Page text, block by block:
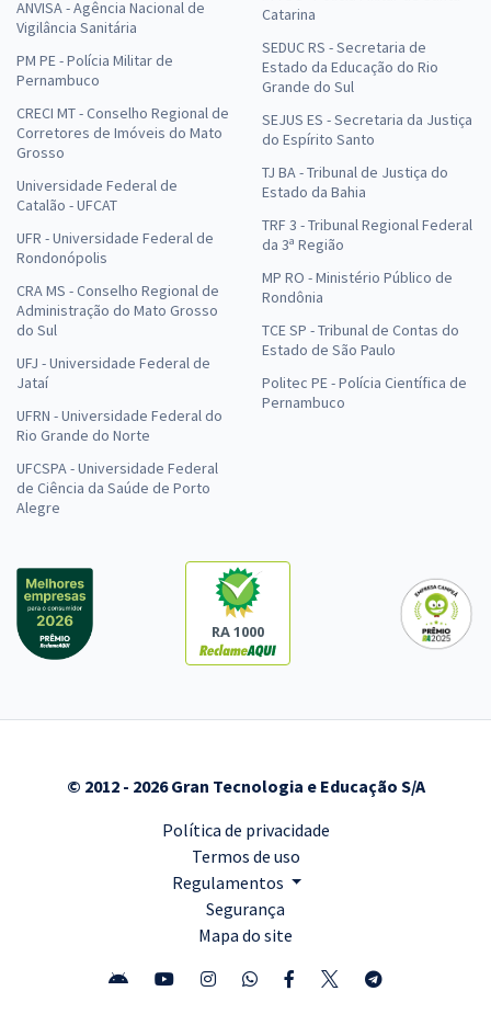
ANVISA - Agência Nacional de
Vigilância Sanitária
PM PE - Polícia Militar de
Pernambuco
CRECI MT - Conselho Regional de
Corretores de Imóveis do Mato
Grosso
Universidade Federal de
Catalão - UFCAT
UFR - Universidade Federal de
Rondonópolis
CRA MS - Conselho Regional de
Administração do Mato Grosso
do Sul
UFJ - Universidade Federal de
Jataí
UFRN - Universidade Federal do
Rio Grande do Norte
UFCSPA - Universidade Federal
de Ciência da Saúde de Porto
Alegre
Catarina
SEDUC RS - Secretaria de
Estado da Educação do Rio
Grande do Sul
SEJUS ES - Secretaria da Justiça
do Espírito Santo
TJ BA - Tribunal de Justiça do
Estado da Bahia
TRF 3 - Tribunal Regional Federal
da 3ª Região
MP RO - Ministério Público de
Rondônia
TCE SP - Tribunal de Contas do
Estado de São Paulo
Politec PE - Polícia Científica de
Pernambuco
RA 1000
© 2012 - 2026 Gran Tecnologia e Educação S/A
Política de privacidade
Termos de uso
Regulamentos
Segurança
Mapa do site